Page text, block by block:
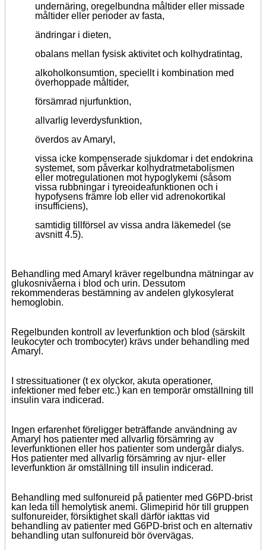
undernäring, oregelbundna måltider eller missade
måltider eller perioder av fasta,
ändringar i dieten,
obalans mellan fysisk aktivitet och kolhydratintag,
alkoholkonsumtion, speciellt i kombination med
överhoppade måltider,
försämrad njurfunktion,
allvarlig leverdysfunktion,
överdos av Amaryl,
vissa icke kompenserade sjukdomar i det endokrina
systemet, som påverkar kolhydratmetabolismen
eller motregulationen mot hypoglykemi (såsom
vissa rubbningar i tyreoideafunktionen och i
hypofysens främre lob eller vid adrenokortikal
insufficiens),
samtidig tillförsel av vissa andra läkemedel (se
avsnitt 4.5).
Behandling med Amaryl kräver regelbundna mätningar av
glukosnivåerna i blod och urin. Dessutom
rekommenderas bestämning av andelen glykosylerat
hemoglobin.
Regelbunden kontroll av leverfunktion och blod (särskilt
leukocyter och trombocyter) krävs under behandling med
Amaryl.
I stressituationer (t ex olyckor, akuta operationer,
infektioner med feber etc.) kan en temporär omställning till
insulin vara indicerad.
Ingen erfarenhet föreligger beträffande användning av
Amaryl hos patienter med allvarlig försämring av
leverfunktionen eller hos patienter som undergår dialys.
Hos patienter med allvarlig försämring av njur- eller
leverfunktion är omställning till insulin indicerad.
Behandling med sulfonureid på patienter med G6PD-brist
kan leda till hemolytisk anemi. Glimepirid hör till gruppen
sulfonureider, försiktighet skall därför iakttas vid
behandling av patienter med G6PD-brist och en alternativ
behandling utan sulfonureid bör övervägas.